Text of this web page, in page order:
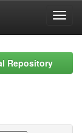
Repository